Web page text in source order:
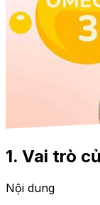
1. Vai trò
Nội dung